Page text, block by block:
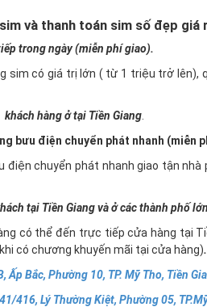
và thanh toán sim số đẹp giá
trong ngày (miễn phí giao).
sim có giá trị lớn ( từ 1 triệu trở lên),
khách hàng ở tại Tiền Giang
bưu điện chuyển phát nhanh (miễn
điện chuyển phát nhanh giao tận
tại Tiền Giang và ở các thành phố
có thể đến trực tiếp cửa hàng tại
có chương khuyến mãi tại cửa hàng).
Ấp Bắc, Phường 10, TP. Mỹ Tho, Tiền
416, Lý Thường Kiệt, Phường 05,